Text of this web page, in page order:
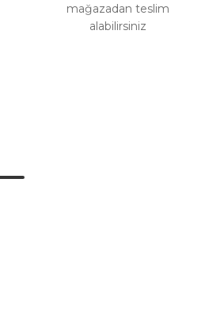
mağazadan teslim
alabilirsiniz